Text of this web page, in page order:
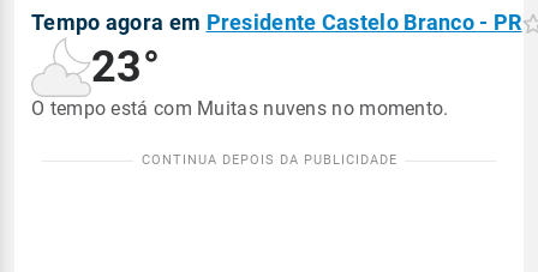
Tempo agora em Presidente Castelo Branco - PR
23°
O tempo está com Muitas nuvens no momento.